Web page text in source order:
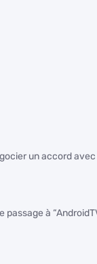
un accord
à